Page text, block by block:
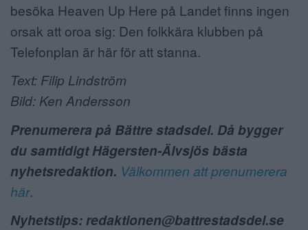
besöka Heaven Up Here på Landet finns ingen
orsak att oroa sig: Den folkkära klubben på
Telefonplan är här för att stanna.
Text: Filip Lindström
Bild: Ken Andersson
Prenumerera på Bättre stadsdel. Då bygger
du samtidigt Hägersten-Älvsjös bästa
nyhetsredaktion. Välkommen att prenumerera
här.
Nyhetstips: redaktionen@battrestadsdel.se